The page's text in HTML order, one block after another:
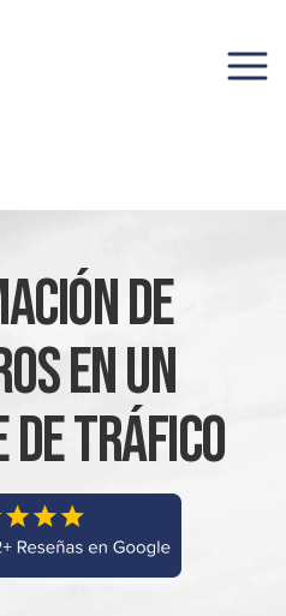
De
En Un
Tráfico